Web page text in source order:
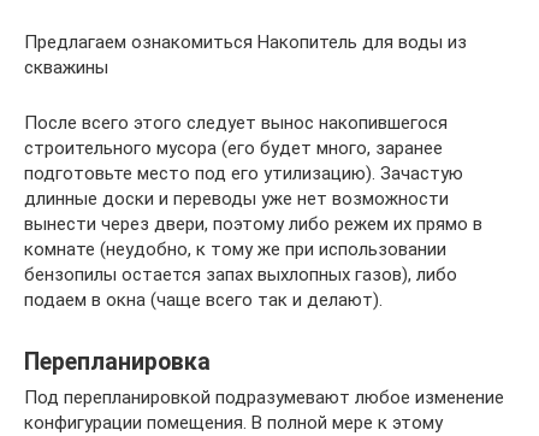
Предлагаем ознакомиться Накопитель для воды из
скважины
После всего этого следует вынос накопившегося
строительного мусора (его будет много, заранее
подготовьте место под его утилизацию). Зачастую
длинные доски и переводы уже нет возможности
вынести через двери, поэтому либо режем их прямо в
комнате (неудобно, к тому же при использовании
бензопилы остается запах выхлопных газов), либо
подаем в окна (чаще всего так и делают).
Перепланировка
Под перепланировкой подразумевают любое изменение
конфигурации помещения. В полной мере к этому